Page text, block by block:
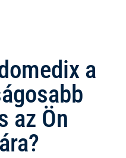
a
az Ön